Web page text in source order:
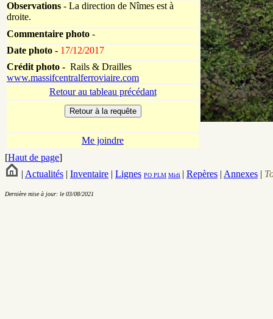
Observations - La direction de Nîmes est à
droite.
Commentaire photo -
Date photo - 17/12/2017
Crédit photo - Rails & Drailles
www.massifcentralferroviaire.com
Retour au tableau précédant
Me joindre
[Haut de page]
| Actualités | Inventaire | Lignes PO PLM Midi | Repères | Annexes |
Dernière mise à jour: le 03/08/2021